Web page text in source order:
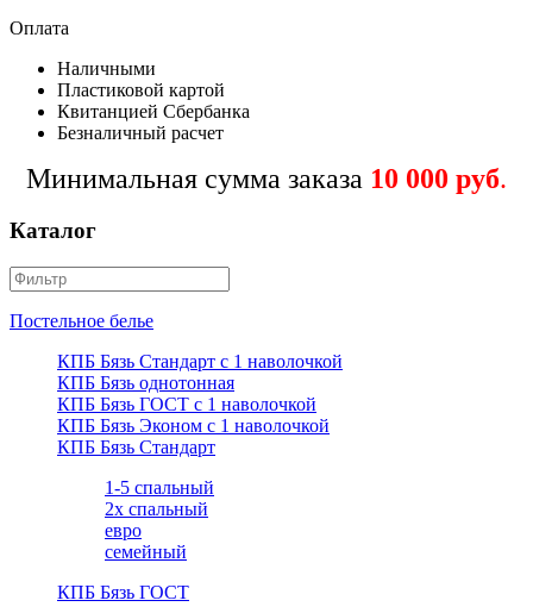
Оплата
Наличными
Пластиковой картой
Квитанцией Сбербанка
Безналичный расчет
Минимальная сумма заказа 10 000 руб.
Каталог
Постельное белье
КПБ Бязь Стандарт c 1 наволочкой
КПБ Бязь однотонная
КПБ Бязь ГОСТ c 1 наволочкой
КПБ Бязь Эконом с 1 наволочкой
КПБ Бязь Стандарт
1-5 спальный
2х спальный
евро
семейный
КПБ Бязь ГОСТ